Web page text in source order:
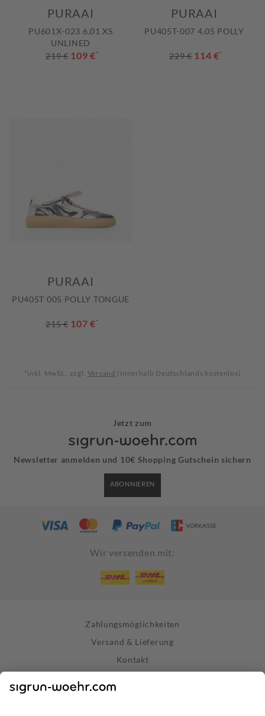
PURAAI
PU601X-023 6.01 XS
UNLINED
219 € 109 €*
PURAAI
PU405T-007 4.05 POLLY
229 € 114 €*
PURAAI
PU405T 005 POLLY TONGUE
215 € 107 €*
*inkl. MwSt., zzgl. Versand (innerhalb Deutschlands kostenlos)
Jetzt zum
Newsletter anmelden und 10€ Shopping Gutschein sichern
ABONNIEREN
Wir versenden mit:
Zahlungsmöglichkeiten
Versand & Lieferung
Kontakt